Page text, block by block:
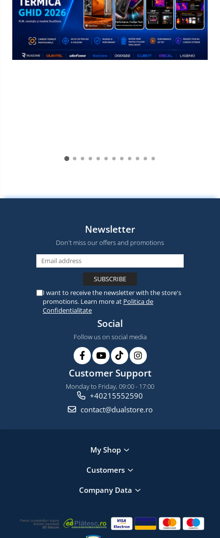
Newsletter
Don't miss our offers and promotions
I want to receive the newsletter with the store's
promotions. Learn more at Politica de
Confidentialitate
Social
Follow us on social media
Customer Support
Monday to Friday, 09:00 - 17:00
+40215552590
contact@dualstore.ro
My Shop
Customers
Company Data